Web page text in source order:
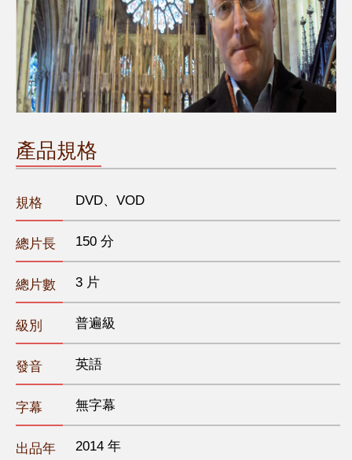
產品規格
規格 DVD、VOD
總片長 150 分
總片數 3 片
級別 普遍級
發音 英語
字幕 無字幕
出品年 2014 年